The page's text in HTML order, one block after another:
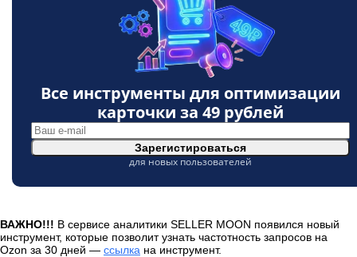
ВАЖНО!!! В сервисе аналитики SELLER MOON появился новый
инструмент, которые позволит узнать частотность запросов на
Ozon за 30 дней — ссылка на инструмент.
Все инструменты для оптимизации
карточки за 49 рублей
Зарегистироваться
для новых пользователей